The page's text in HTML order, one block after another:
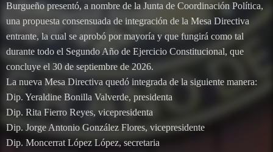
Burgueño presentó, a nombre de la Junta de Coordinación Política,
una propuesta consensuada de integración de la Mesa Directiva
entrante, la cual se aprobó por mayoría y que fungirá como tal
durante todo el Segundo Año de Ejercicio Constitucional, que
concluye el 30 de septiembre de 2026.
La nueva Mesa Directiva quedó integrada de la siguiente manera:
Dip. Yeraldine Bonilla Valverde, presidenta
Dip. Rita Fierro Reyes, vicepresidenta
Dip. Jorge Antonio González Flores, vicepresidente
Dip. Moncerrat López López, secretaria